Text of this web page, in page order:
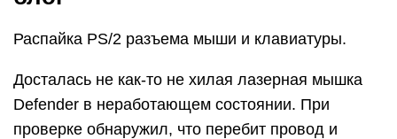
Распайка PS/2 разъема мыши и клавиатуры.
Досталась не как-то не хилая лазерная мышка
Defender в неработающем состоянии. При
проверке обнаружил, что перебит провод и